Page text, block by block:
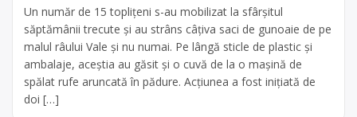
Un număr de 15 topliţeni s-au mobilizat la sfârşitul
săptămânii trecute şi au strâns câţiva saci de gunoaie de pe
malul râului Vale şi nu numai. Pe lângă sticle de plastic şi
ambalaje, aceştia au găsit şi o cuvă de la o maşină de
spălat rufe aruncată în pădure. Acţiunea a fost iniţiată de
doi […]